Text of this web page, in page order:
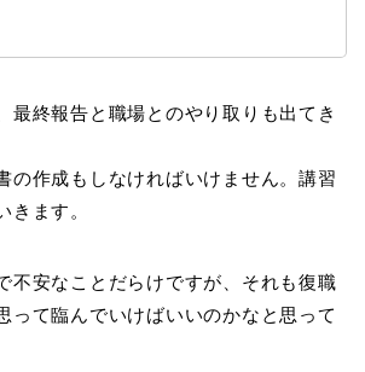
終報告と職場とのやり取りも出てき
作成もしなければいけません。講習
きます。
不安なことだらけですが、それも復職
って臨んでいけばいいのかなと思って